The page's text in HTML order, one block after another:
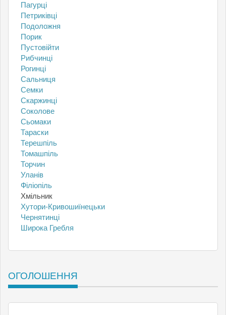
Пагурці
Петриківці
Подоложня
Порик
Пустовійти
Рибчинці
Рогинці
Сальниця
Семки
Скаржинці
Соколове
Сьомаки
Тараски
Терешпіль
Томашпіль
Торчин
Уланів
Філіопіль
Хмільник
Хутори-Кривошиїнецьки
Чернятинці
Широка Гребля
ОГОЛОШЕННЯ